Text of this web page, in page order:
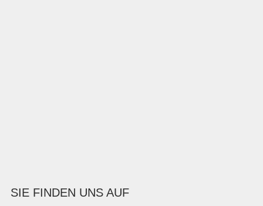
SIE FINDEN UNS AUF